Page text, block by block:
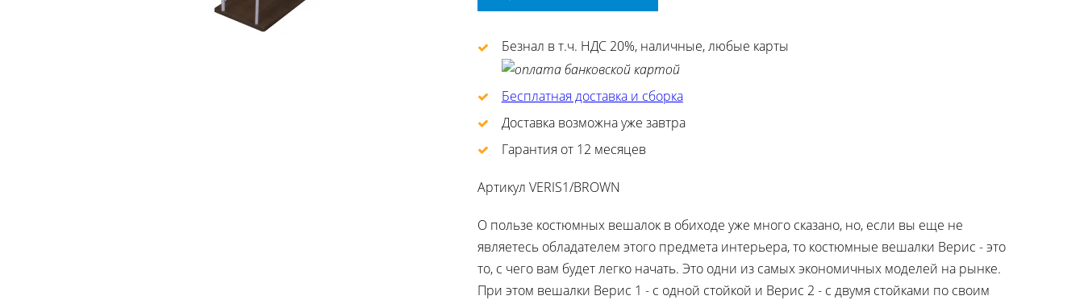
Безнал в т.ч. НДС 20%, наличные, любые карты
Бесплатная доставка и сборка
Доставка возможна уже завтра
Гарантия от 12 месяцев
Артикул VERIS1/BROWN
О пользе костюмных вешалок в обиходе уже много сказано, но, если вы еще не
являетесь обладателем этого предмета интерьера, то костюмные вешалки Верис - это
то, с чего вам будет легко начать. Это одни из самых экономичных моделей на рынке.
При этом вешалки Верис 1 - с одной стойкой и Верис 2 - с двумя стойками по своим